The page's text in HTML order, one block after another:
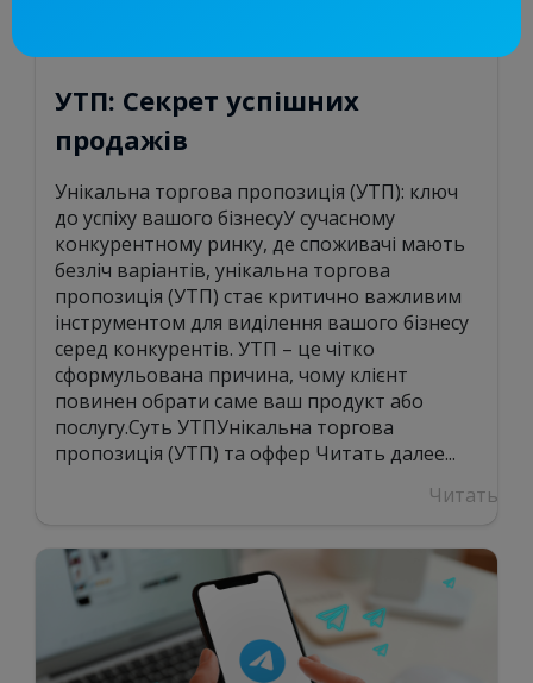
УТП: Секрет успішних
продажів
Унікальна торгова пропозиція (УТП): ключ
до успіху вашого бізнесуУ сучасному
конкурентному ринку, де споживачі мають
безліч варіантів, унікальна торгова
пропозиція (УТП) стає критично важливим
інструментом для виділення вашого бізнесу
серед конкурентів. УТП – це чітко
сформульована причина, чому клієнт
повинен обрати саме ваш продукт або
послугу.Суть УТПУнікальна торгова
пропозиція (УТП) та оффер Читать далее...
Читать